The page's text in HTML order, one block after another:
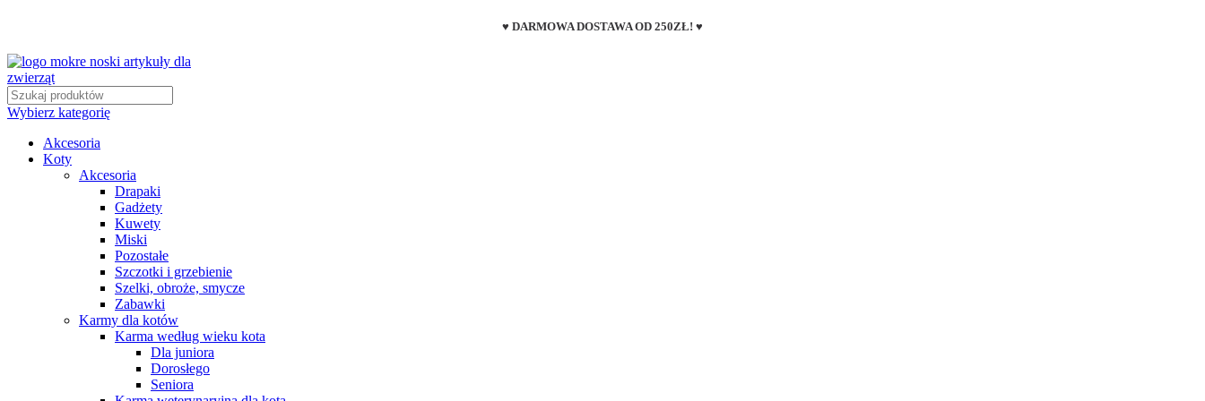
♥ DARMOWA DOSTAWA OD 250ZŁ! ♥
Wybierz kategorię
Akcesoria
Koty
Akcesoria
Drapaki
Gadżety
Kuwety
Miski
Pozostałe
Szczotki i grzebienie
Szelki, obroże, smycze
Zabawki
Karmy dla kotów
Karma według wieku kota
Dla juniora
Dorosłego
Seniora